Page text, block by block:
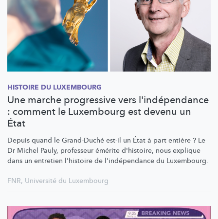
HISTOIRE DU LUXEMBOURG
Une marche progressive vers l'indépendance
: comment le Luxembourg est devenu un
État
Depuis quand le Grand-Duché est-il un État à part entière ? Le
Dr Michel Pauly, professeur émérite d'histoire, nous explique
dans un entretien l'histoire de l'indépendance du Luxembourg.
FNR, Université du Luxembourg